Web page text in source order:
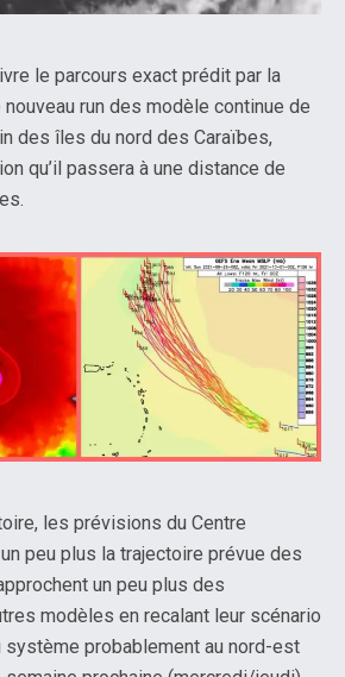
le parcours exact prédit par la
nouveau run des modèle continue de
des îles du nord des Caraïbes,
qu’il passera à une distance de
les prévisions du Centre
peu plus la trajectoire prévue des
un peu plus des
modèles en recalant leur scénario
système probablement au nord-est